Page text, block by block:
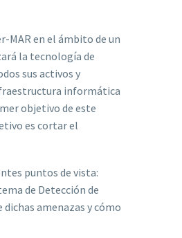
MAR en el ámbito de un
la tecnología de
sus activos y
informática
objetivo de este
es cortar el
puntos de vista:
de Detección de
amenazas y cómo